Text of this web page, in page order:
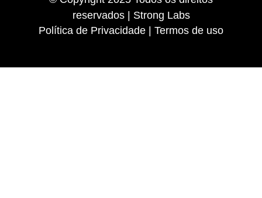
reservados | Strong Labs
Política de Privacidade | Termos de uso